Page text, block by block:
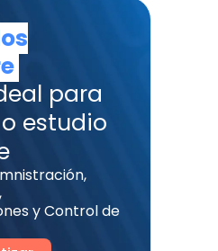
para
o estudio
y Control de